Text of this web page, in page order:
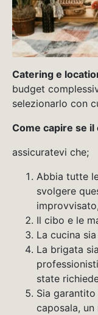
Catering e
budget
selezionarlo con
Come capire se
assicuratevi che;
Abbia tutte
svolgere
improvvisato,
Il cibo e le
La cucina
La brigata
state
Sia
caposala,